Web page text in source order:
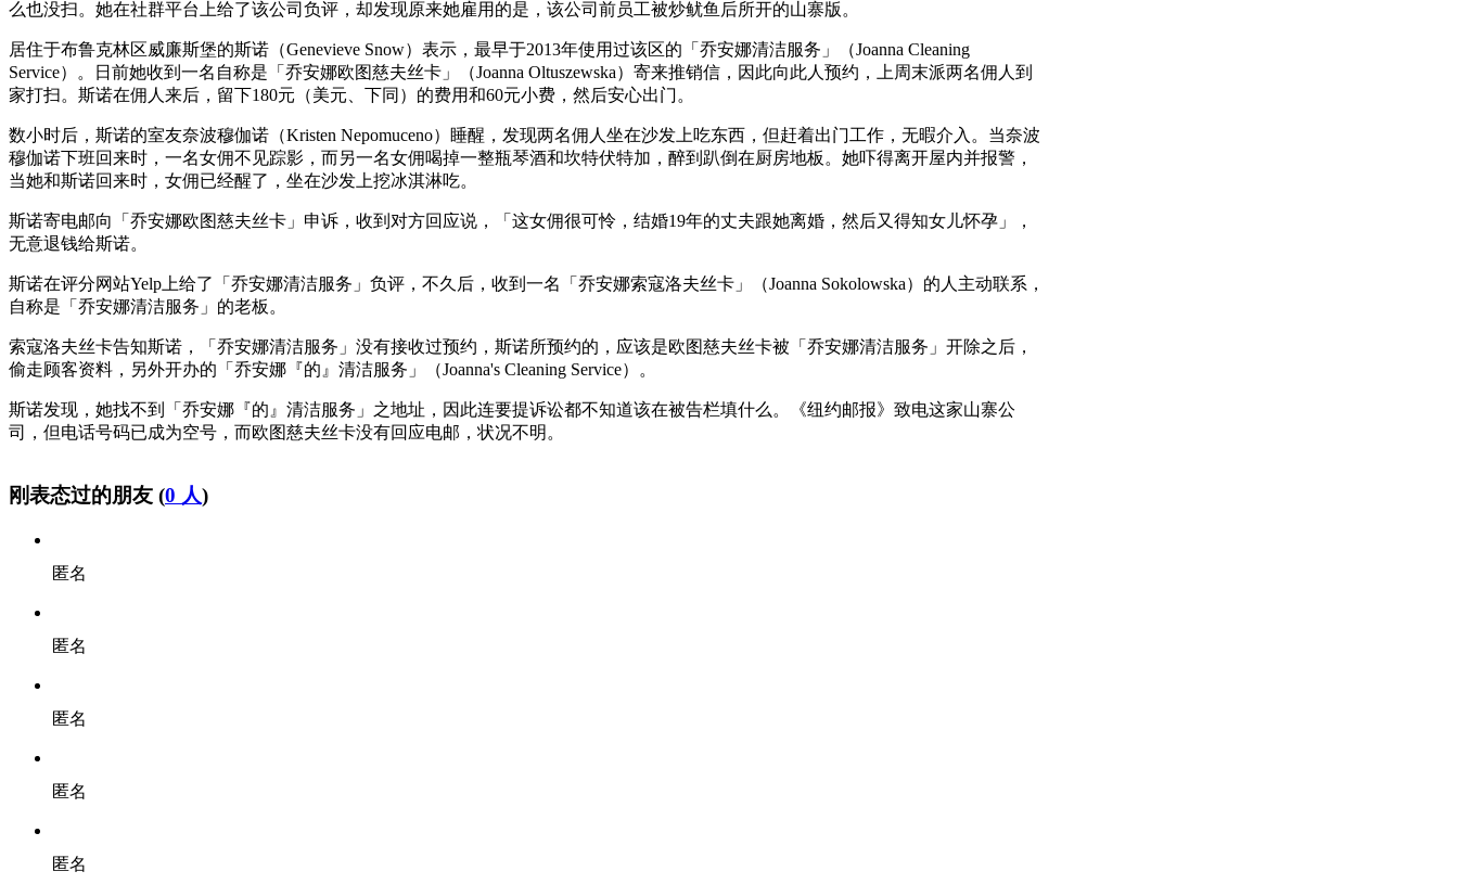
么也没扫。她在社群平台上给了该公司负评，却发现原来她雇用的是，该公司前员工被炒鱿鱼后所开的山寨版。
居住于布鲁克林区威廉斯堡的斯诺（Genevieve Snow）表示，最早于2013年使用过该区的「乔安娜清洁服务」（Joanna Cleaning
Service）。日前她收到一名自称是「乔安娜欧图慈夫丝卡」（Joanna Oltuszewska）寄来推销信，因此向此人预约，上周末派两名佣人到
家打扫。斯诺在佣人来后，留下180元（美元、下同）的费用和60元小费，然后安心出门。
数小时后，斯诺的室友奈波穆伽诺（Kristen Nepomuceno）睡醒，发现两名佣人坐在沙发上吃东西，但赶着出门工作，无暇介入。当奈波
穆伽诺下班回来时，一名女佣不见踪影，而另一名女佣喝掉一整瓶琴酒和坎特伏特加，醉到趴倒在厨房地板。她吓得离开屋内并报警，
当她和斯诺回来时，女佣已经醒了，坐在沙发上挖冰淇淋吃。
斯诺寄电邮向「乔安娜欧图慈夫丝卡」申诉，收到对方回应说，「这女佣很可怜，结婚19年的丈夫跟她离婚，然后又得知女儿怀孕」，
无意退钱给斯诺。
斯诺在评分网站Yelp上给了「乔安娜清洁服务」负评，不久后，收到一名「乔安娜索寇洛夫丝卡」（Joanna Sokolowska）的人主动联系，
自称是「乔安娜清洁服务」的老板。
索寇洛夫丝卡告知斯诺，「乔安娜清洁服务」没有接收过预约，斯诺所预约的，应该是欧图慈夫丝卡被「乔安娜清洁服务」开除之后，
偷走顾客资料，另外开办的「乔安娜『的』清洁服务」（Joanna's Cleaning Service）。
斯诺发现，她找不到「乔安娜『的』清洁服务」之地址，因此连要提诉讼都不知道该在被告栏填什么。《纽约邮报》致电这家山寨公
司，但电话号码已成为空号，而欧图慈夫丝卡没有回应电邮，状况不明。
刚表态过的朋友 (0 人)
匿名
匿名
匿名
匿名
匿名